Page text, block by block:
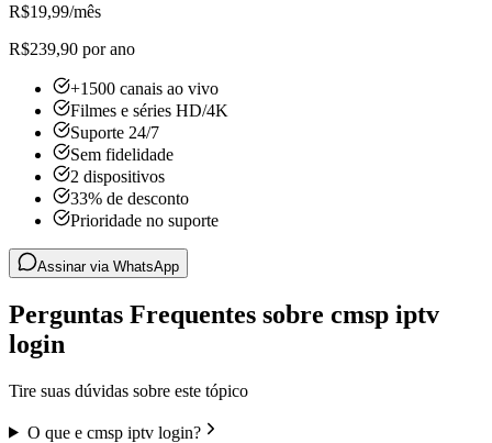
R$19,99/mês
R$239,90 por ano
+1500 canais ao vivo
Filmes e séries HD/4K
Suporte 24/7
Sem fidelidade
2 dispositivos
33% de desconto
Prioridade no suporte
Assinar via WhatsApp
Perguntas Frequentes sobre cmsp iptv
login
Tire suas dúvidas sobre este tópico
O que e cmsp iptv login?